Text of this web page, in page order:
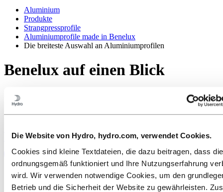
Die Website von Hydro, hydro.com, verwendet Cookies.
Cookies sind kleine Textdateien, die dazu beitragen, dass
ordnungsgemäß funktioniert und Ihre Nutzungserfahrung
wird. Wir verwenden notwendige Cookies, um den
Betrieb und die Sicherheit der Website zu gewährleisten.
Aluminium
Produkte
Strangpressprofile
Aluminiumprofile made in Benelux
Die breiteste Auswahl an Aluminiumprofilen
Benelux auf einen Blick
Dank der koordinierten Zusammenarbeit unserer Strangpresswerke
in den Benelux-Ländern sind der Entwicklung neuer, innovativer
Lösungen aus Aluminium keine Grenzen gesetzt.
Anwendungen? Kontaktieren Sie uns.